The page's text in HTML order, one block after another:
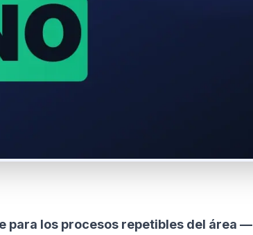
para los procesos repetibles del área —